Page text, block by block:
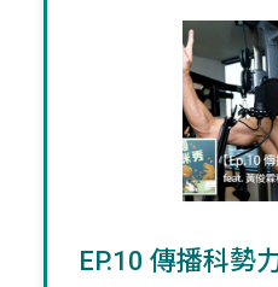
EP.10 傳播科勢